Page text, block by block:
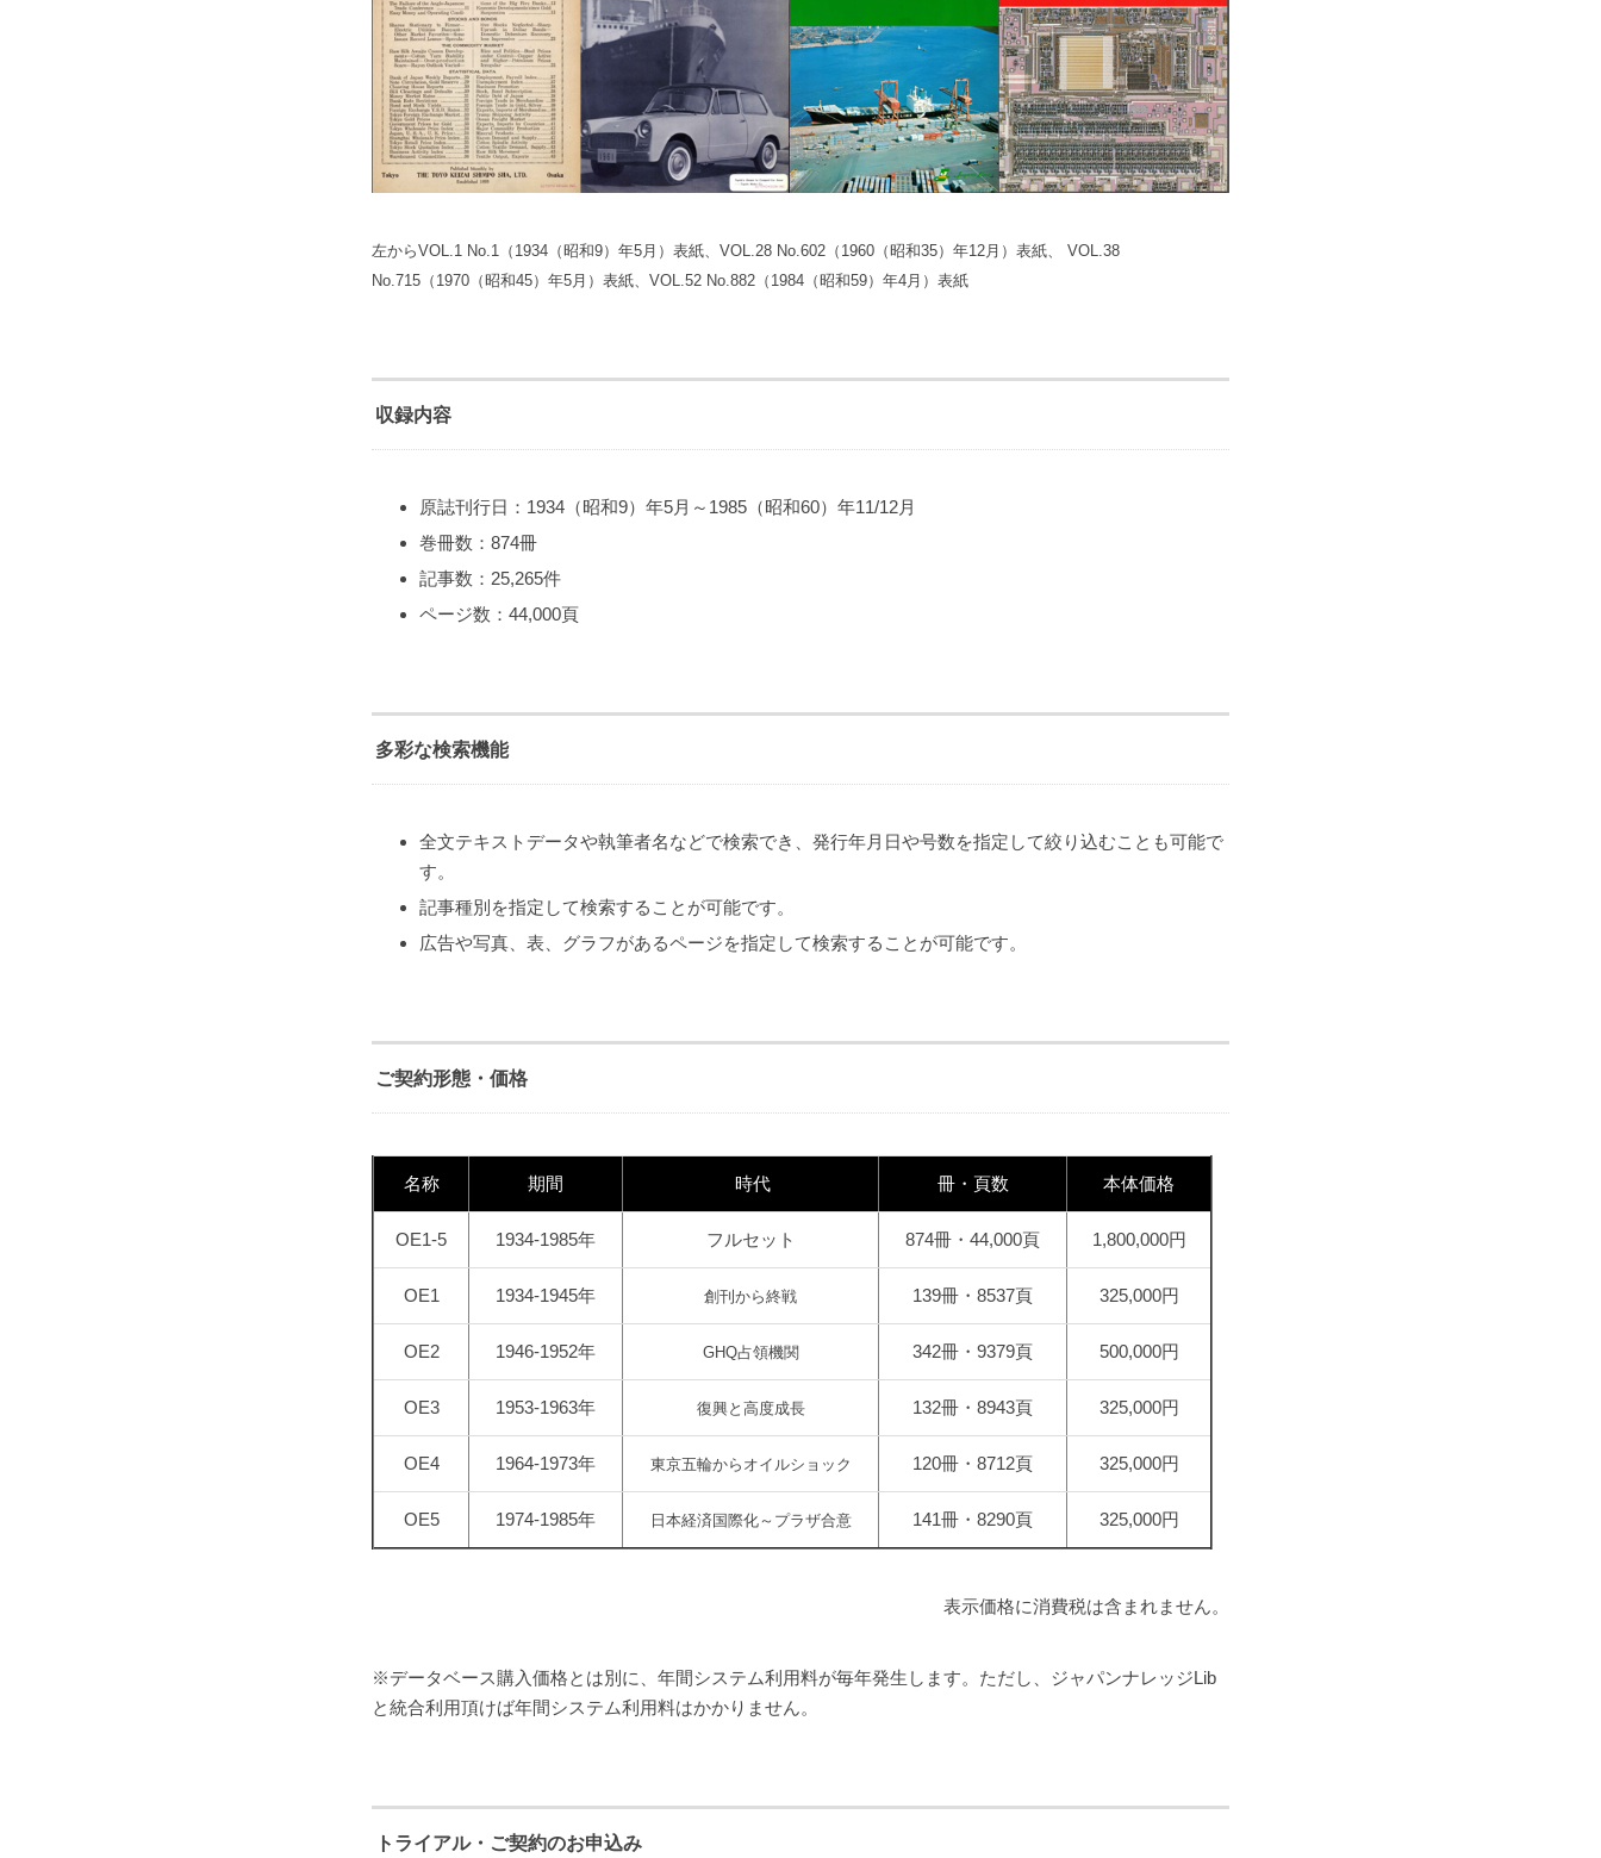
左からVOL.1 No.1（1934（昭和9）年5月）表紙、VOL.28 No.602（1960（昭和35）年12月）表紙、 VOL.38
No.715（1970（昭和45）年5月）表紙、VOL.52 No.882（1984（昭和59）年4月）表紙
収録内容
原誌刊行日：1934（昭和9）年5月～1985（昭和60）年11/12月
巻冊数：874冊
記事数：25,265件
ページ数：44,000頁
多彩な検索機能
全文テキストデータや執筆者名などで検索でき、発行年月日や号数を指定して絞り込むことも可能で
す。
記事種別を指定して検索することが可能です。
広告や写真、表、グラフがあるページを指定して検索することが可能です。
ご契約形態・価格
名称 期間 時代 冊・頁数 本体価格
OE1-5 1934-1985年 フルセット 874冊・44,000頁 1,800,000円
OE1 1934-1945年 創刊から終戦 139冊・8537頁 325,000円
OE2 1946-1952年 GHQ占領機関 342冊・9379頁 500,000円
OE3 1953-1963年 復興と高度成長 132冊・8943頁 325,000円
OE4 1964-1973年 東京五輪からオイルショック 120冊・8712頁 325,000円
OE5 1974-1985年 日本経済国際化～プラザ合意 141冊・8290頁 325,000円
表示価格に消費税は含まれません。
※データベース購入価格とは別に、年間システム利用料が毎年発生します。ただし、ジャパンナレッジLib
と統合利用頂けば年間システム利用料はかかりません。
トライアル・ご契約のお申込み